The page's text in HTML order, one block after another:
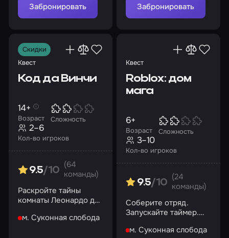
Забронировать Забронировать
Скидки
Квест
Код да Винчи
Возраст
14+
Сложность
Кол-во игроков
2–6
9.5/10
(64
команды)
Раскройте тайны
комнаты Леонардо да
святой Грааль
м. Суконная слобода
Квест
Roblox: дом
мага
Возраст
6+
Сложность
Кол-во игроков
3–10
9.5/10
(24
команды)
Соберите отряд.
Запускайте таймер.
начинается сейчас
м. Суконная слобода